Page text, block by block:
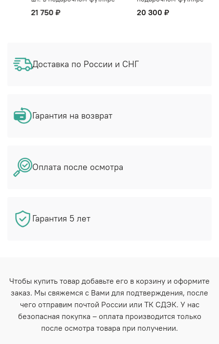
21 750 ₽ 20 300 ₽
Доставка по России и СНГ
Гарантия на возврат
Оплата после осмотра
Гарантия 5 лет
Чтобы купить товар добавьте его в корзину и оформите
заказ. Мы свяжемся с Вами для подтверждения, после
чего отправим почтой России или ТК СДЭК. У нас
безопасная покупка – оплата производится только
после осмотра товара при получении.